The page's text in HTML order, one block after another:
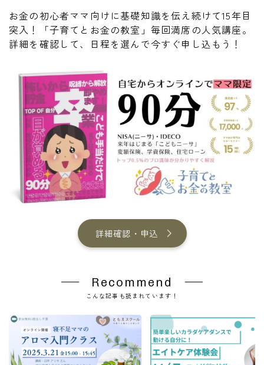
お金の初心者ママ向けに基礎知識を伝え続けて15年目
突入！「子育てとお金の教室」毎回満席の人気講座。
詳細を確認して、日程を選んで今すぐ申し込もう！
詳細確認・申込
Recommend
こんな記事も読まれています！